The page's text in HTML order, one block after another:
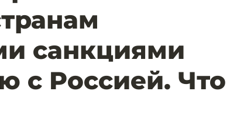
санкциями
с Россией. Что